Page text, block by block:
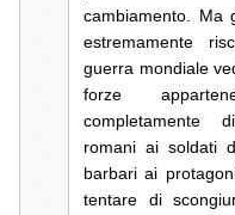
cambiamento. Ma
estremamente
guerra mondiale
forze
completamente
romani ai soldati
barbari ai
tentare di